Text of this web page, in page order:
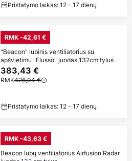
Pristatymo laikas: 12 - 17 dienų
RMK -42,61 €
"Beacon" lubinis ventiliatorius su
apšvietimu "Flusso" juodas 132cm tylus
383,43 €
RMK426,04 €
Pristatymo laikas: 12 - 17 dienų
RMK -43,63 €
Beacon lubų ventiliatorius Airfusion Radar